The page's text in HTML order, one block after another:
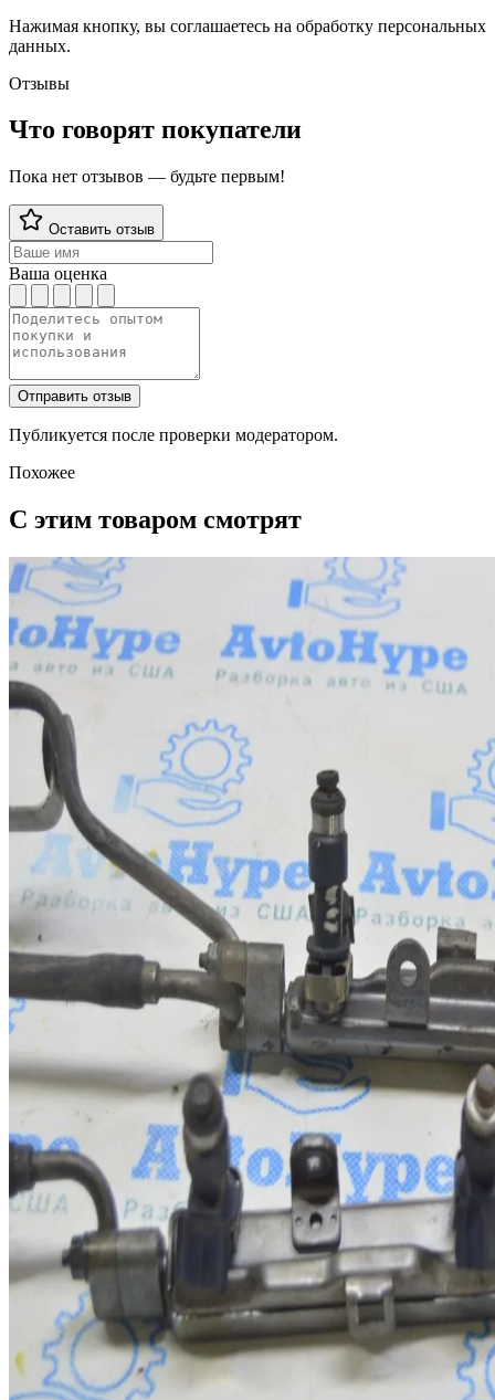
Нажимая кнопку, вы соглашаетесь на обработку персональных
данных.
Отзывы
Что говорят покупатели
Пока нет отзывов — будьте первым!
Оставить отзыв
Ваша оценка
Отправить отзыв
Публикуется после проверки модератором.
Похожее
С этим товаром смотрят